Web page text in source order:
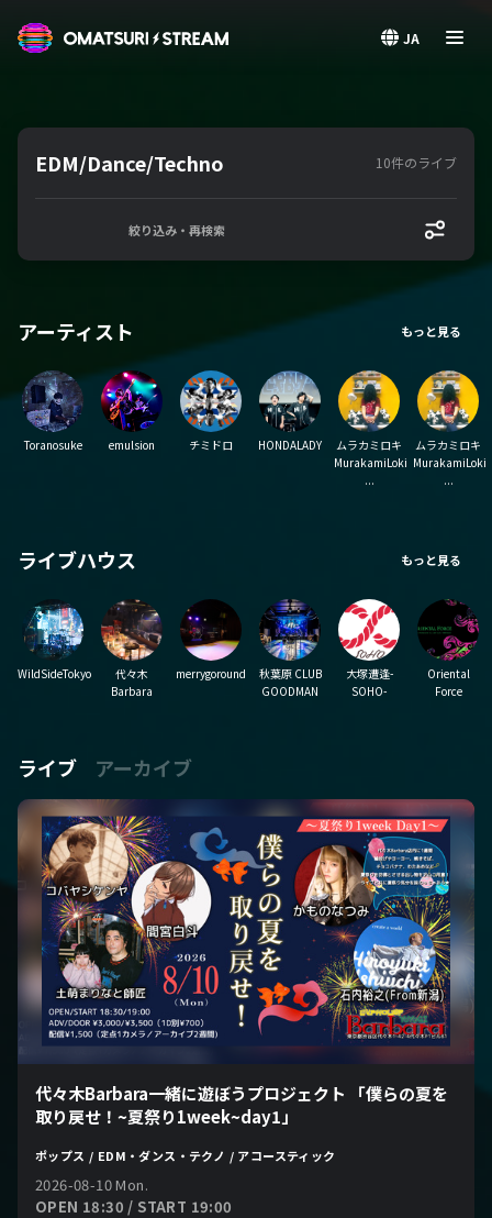
JA
EDM/Dance/Techno 10件のライブ
絞り込み・再検索
アーティスト
Toranosuke emulsion チミドロ HONDALADY
ムラカミロキ
MurakamiLoki
...
ムラカミロキ
MurakamiLoki
...
ライブハウス
WildSideTokyo
代々木
Barbara
merrygoround
秋葉原 CLUB
GOODMAN
大塚遭逢-
SOHO-
Oriental
Force
ライブ アーカイブ
代々木Barbara一緒に遊ぼうプロジェクト 「僕らの夏を
取り戻せ！~夏祭り1week~day1」
ポップス / EDM・ダンス・テクノ / アコースティック
2026-08-10 Mon.
OPEN 18:30 / START 19:00